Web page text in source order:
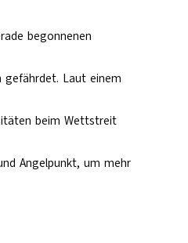
begonnenen
gefährdet. Laut einem
beim Wettstreit
Angelpunkt, um mehr